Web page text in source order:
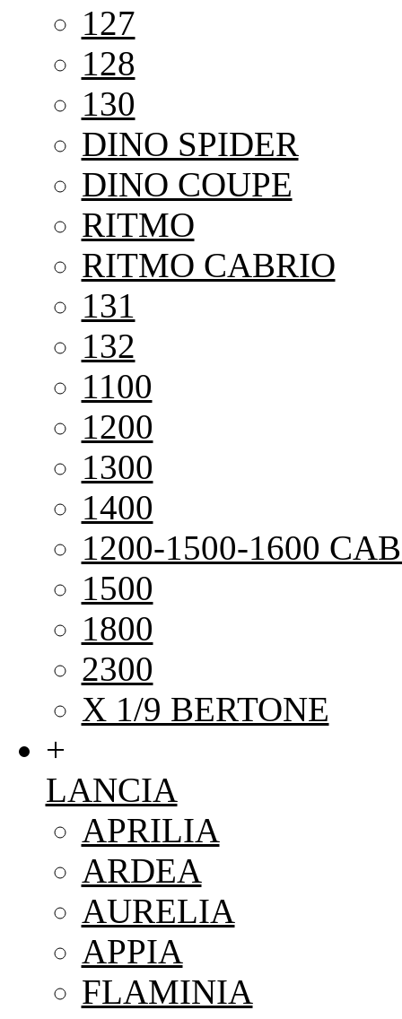
127
128
130
DINO SPIDER
DINO COUPE
RITMO
RITMO CABRIO
131
132
1100
1200
1300
1400
1200-1500-1600
1500
1800
2300
X 1/9 BERTONE
+
LANCIA
APRILIA
ARDEA
AURELIA
APPIA
FLAMINIA